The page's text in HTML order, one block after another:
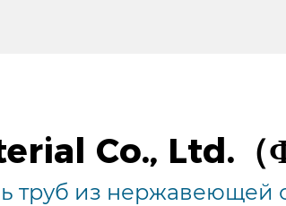
Co., Ltd.（
труб из нержавеющей